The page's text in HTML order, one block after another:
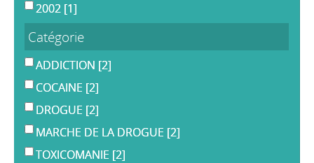
2002 [1]
Catégorie
ADDICTION [2]
COCAINE [2]
DROGUE [2]
MARCHE DE LA DROGUE [2]
TOXICOMANIE [2]